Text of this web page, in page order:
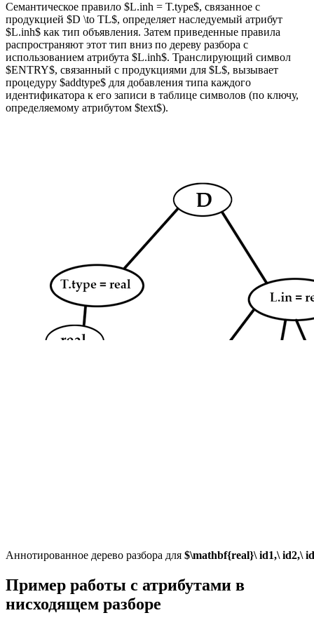
Семантическое правило $L.inh = T.type$, связанное с
продукцией $D \to TL$, определяет наследуемый атрибут
$L.inh$ как тип объявления. Затем приведенные правила
распространяют этот тип вниз по дереву разбора с
использованием атрибута $L.inh$. Транслирующий символ
$ENTRY$, связанный с продукциями для $L$, вызывает
процедуру $addtype$ для добавления типа каждого
идентификатора к его записи в таблице символов (по ключу,
определяемому атрибутом $text$).
Аннотированное дерево разбора для $\mathbf{real}\ id1,\ id2,\
Пример работы с атрибутами в
нисходящем разборе